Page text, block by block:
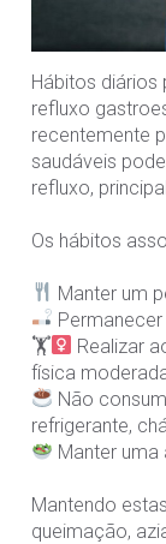
Hábitos diários
refluxo
recentemente
saudáveis
refluxo,
Os hábitos
Manter um
Permanecer
🏋‍
Realizar
física
Não
refrigerante,
Manter uma
Mantendo
queimação,